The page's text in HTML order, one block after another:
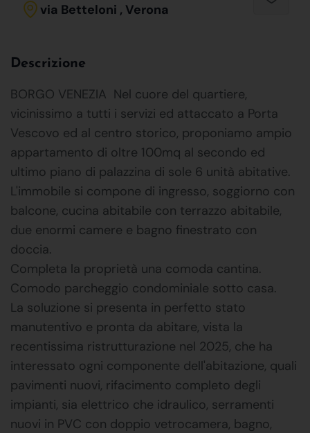
via Betteloni , Verona
Descrizione
BORGO VENEZIA  Nel cuore del quartiere,
vicinissimo a tutti i servizi ed attaccato a Porta
Vescovo ed al centro storico, proponiamo ampio
appartamento di oltre 100mq al secondo ed
ultimo piano di palazzina di sole 6 unità abitative.
L'immobile si compone di ingresso, soggiorno con
balcone, cucina abitabile con terrazzo abitabile,
due enormi camere e bagno finestrato con
doccia.
Completa la proprietà una comoda cantina.
Comodo parcheggio condominiale sotto casa.
La soluzione si presenta in perfetto stato
manutentivo e pronta da abitare, vista la
recentissima ristrutturazione nel 2025, che ha
interessato ogni componente dell'abitazione, quali
pavimenti nuovi, rifacimento completo degli
impianti, sia elettrico che idraulico, serramenti
nuovi in PVC con doppio vetrocamera, bagno,